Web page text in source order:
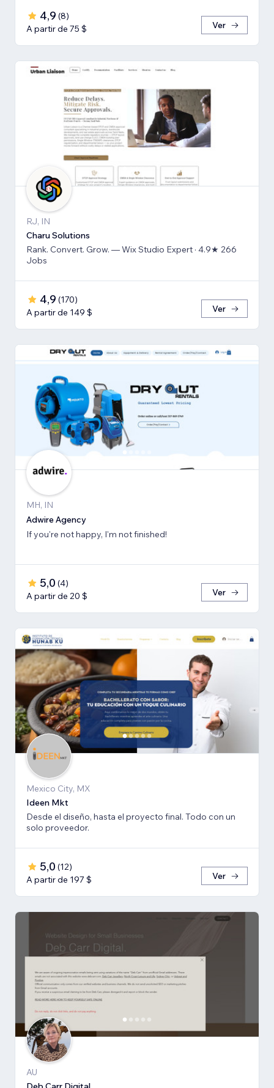
4,9 (8)
A partir de 75 $
Ver
RJ, IN
Charu Solutions
Rank. Convert. Grow. — Wix Studio Expert · 4.9★ 266
Jobs
4,9 (170)
A partir de 149 $
Ver
MH, IN
Adwire Agency
If you're not happy, I'm not finished!
5,0 (4)
A partir de 20 $
Ver
Mexico City, MX
Ideen Mkt
Desde el diseño, hasta el proyecto final. Todo con un
solo proveedor.
5,0 (12)
A partir de 197 $
Ver
AU